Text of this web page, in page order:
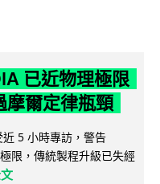
已近物理極限
摩爾定律瓶頸
5 小時專訪，警告
限，傳統製程升級已失經